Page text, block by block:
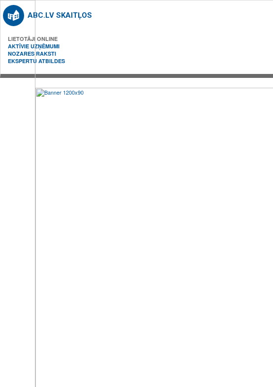
ABC.LV SKAITĻOS
LIETOTĀJI ONLINE
AKTĪVIE UZŅĒMUMI
NOZARES RAKSTI
EKSPERTU ATBILDES